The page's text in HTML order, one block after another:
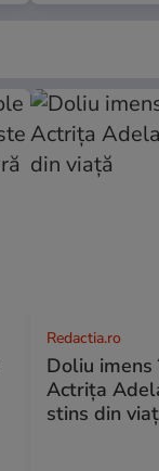
Redactia.ro
Doliu
Actrița
stins din